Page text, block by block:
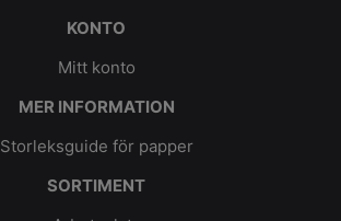
KONTO
Mitt konto
MER INFORMATION
Storleksguide för papper
SORTIMENT